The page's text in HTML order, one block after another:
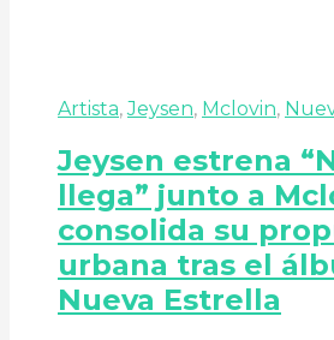
Artista,Jeysen, Mclovin,
Jeysen estrena
llega” junto a
consolida su
urbana tras el
Nueva Estrella